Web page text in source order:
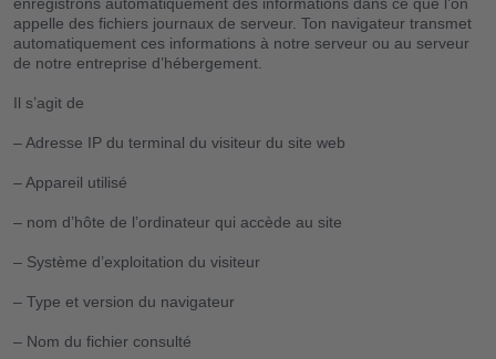
appelle des fichiers journaux de serveur. Ton navigateur transmet
automatiquement ces informations à notre serveur ou au serveur
de notre entreprise d’hébergement.
Il s’agit de
– Adresse IP du terminal du visiteur du site web
– Appareil utilisé
– nom d’hôte de l’ordinateur qui accède au site
– Système d’exploitation du visiteur
– Type et version du navigateur
– Nom du fichier consulté